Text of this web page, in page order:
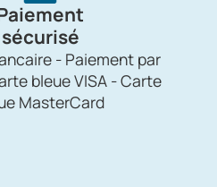
sécurisé
- Paiement par
bleue VISA - Carte
MasterCard